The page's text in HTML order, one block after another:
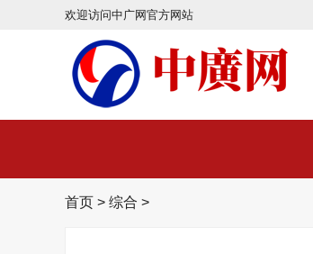
欢迎访问中广网官方网站
首页 > 综合 >